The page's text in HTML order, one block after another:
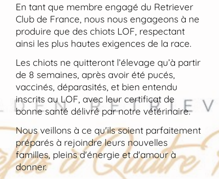
En tant que membre engagé du Retriever
Club de France, nous nous engageons à ne
produire que des chiots LOF, respectant
ainsi les plus hautes exigences de la race.
Les chiots ne quitteront l’élevage qu’à partir
de 8 semaines, après avoir été pucés,
vaccinés, déparasités, et bien entendu
inscrits au LOF, avec leur certificat de
bonne santé délivré par notre vétérinaire.
Nous veillons à ce qu'ils soient parfaitement
préparés à rejoindre leurs nouvelles
familles, pleins d'énergie et d'amour à
donner.